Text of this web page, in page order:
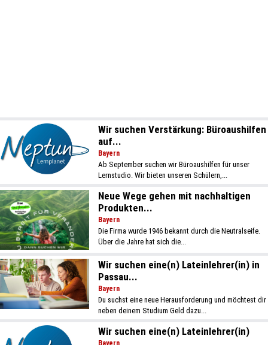
Wir suchen Verstärkung: Büroaushilfen
auf...
Bayern
Ab September suchen wir Büroaushilfen für unser
Lernstudio. Wir bieten unseren Schülern,...
Neue Wege gehen mit nachhaltigen
Produkten...
Bayern
Die Firma wurde 1946 bekannt durch die Neutralseife.
Über die Jahre hat sich die...
Wir suchen eine(n) Lateinlehrer(in) in
Passau...
Bayern
Du suchst eine neue Herausforderung und möchtest dir
neben deinem Studium Geld dazu...
Wir suchen eine(n) Lateinlehrer(in)
Bayern